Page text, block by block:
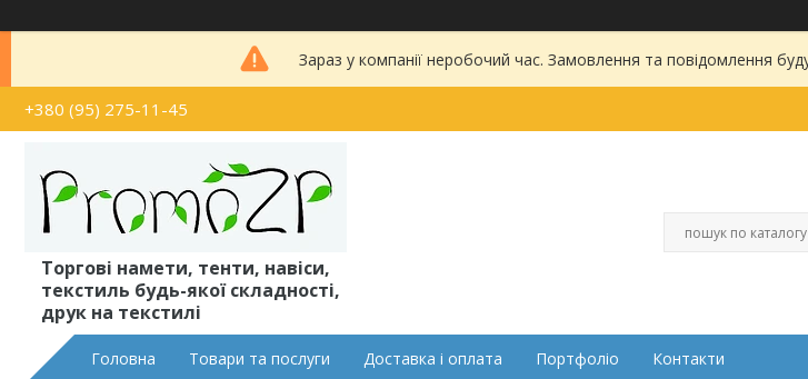
Зараз у компанії неробочий час. Замовлення та повідомлення
+380 (95) 275-11-45
Торгові намети, тенти, навіси,
текстиль будь-якої складності,
друк на текстилі
Головна Товари та послуги Доставка і оплата Портфоліо Контакти